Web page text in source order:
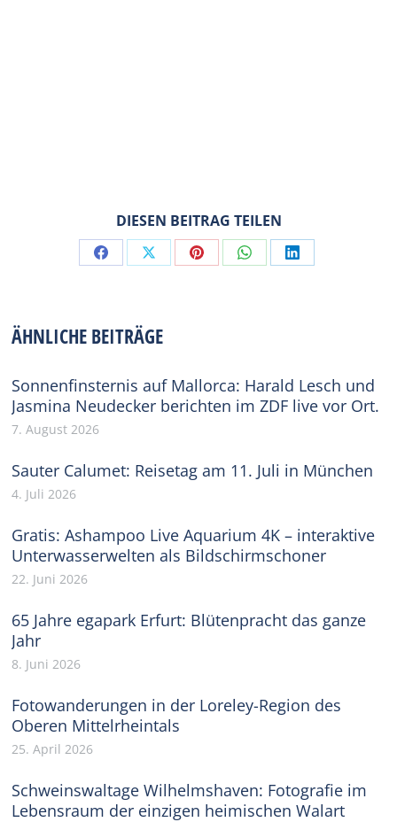
DIESEN BEITRAG TEILEN
Share Share Share Share Share
ÄHNLICHE BEITRÄGE
Sonnenfinsternis auf Mallorca: Harald Lesch und
Jasmina Neudecker berichten im ZDF live vor Ort.
7. August 2026
Sauter Calumet: Reisetag am 11. Juli in München
4. Juli 2026
Gratis: Ashampoo Live Aquarium 4K – interaktive
Unterwasserwelten als Bildschirmschoner
22. Juni 2026
65 Jahre egapark Erfurt: Blütenpracht das ganze
Jahr
8. Juni 2026
Fotowanderungen in der Loreley-Region des
Oberen Mittelrheintals
25. April 2026
Schweinswaltage Wilhelmshaven: Fotografie im
Lebensraum der einzigen heimischen Walart